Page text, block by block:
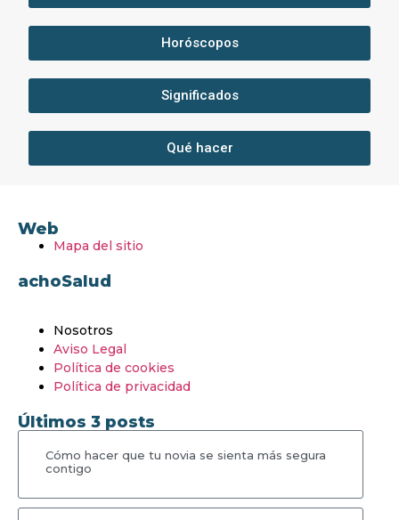
Horóscopos
Significados
Qué hacer
Web
Mapa del sitio
achoSalud
Nosotros
Aviso Legal
Política de cookies
Política de privacidad
Últimos 3 posts
Cómo hacer que tu novia se sienta más segura
contigo